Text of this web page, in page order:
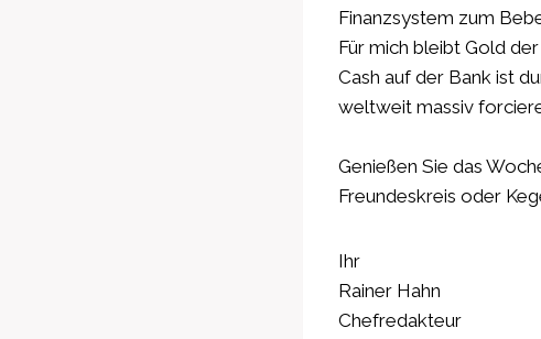
Finanzsystem zum
Für mich bleibt Gold
Cash auf der Bank ist
weltweit massiv
Genießen Sie das
Freundeskreis oder
Ihr
Rainer Hahn
Chefredakteur